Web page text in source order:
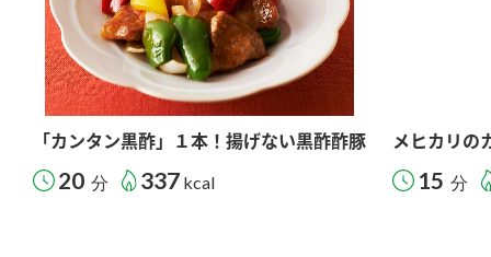
「カンタン黒酢」１本！揚げない黒酢酢豚
20 分 337 kcal
メヒカリの
15 分